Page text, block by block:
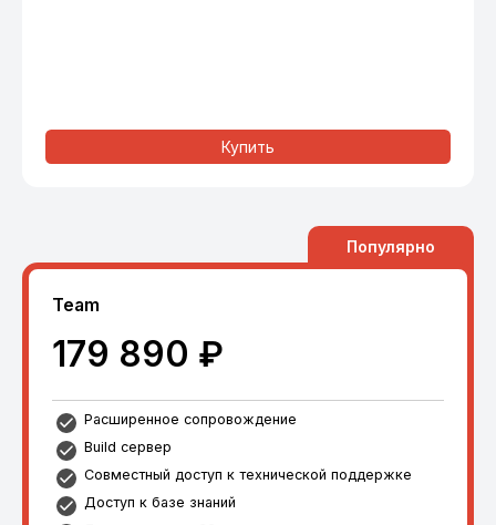
Купить
Популярно
Team
179 890 ₽
Расширенное сопровождение
Build сервер
Совместный доступ к технической поддержке
Доступ к базе знаний